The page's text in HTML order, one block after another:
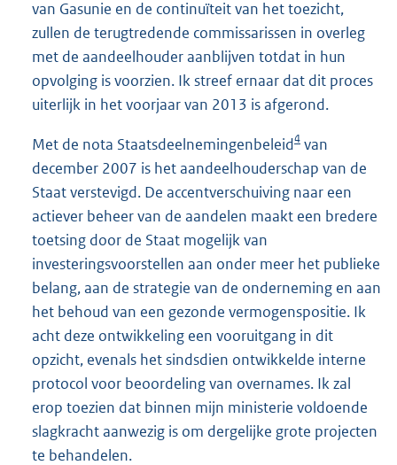
van Gasunie en de continuïteit van het toezicht,
zullen de terugtredende commissarissen in overleg
met de aandeelhouder aanblijven totdat in hun
opvolging is voorzien. Ik streef ernaar dat dit proces
uiterlijk in het voorjaar van 2013 is afgerond.
Met de nota Staatsdeelnemingenbeleid4 van
december 2007 is het aandeelhouderschap van de
Staat verstevigd. De accentverschuiving naar een
actiever beheer van de aandelen maakt een bredere
toetsing door de Staat mogelijk van
investeringsvoorstellen aan onder meer het publieke
belang, aan de strategie van de onderneming en aan
het behoud van een gezonde vermogenspositie. Ik
acht deze ontwikkeling een vooruitgang in dit
opzicht, evenals het sindsdien ontwikkelde interne
protocol voor beoordeling van overnames. Ik zal
erop toezien dat binnen mijn ministerie voldoende
slagkracht aanwezig is om dergelijke grote projecten
te behandelen.